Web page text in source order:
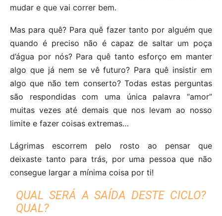
mudar e que vai correr bem.
Mas para quê? Para quê fazer tanto por alguém que
quando é preciso não é capaz de saltar um poça
d’água por nós? Para quê tanto esforço em manter
algo que já nem se vê futuro? Para quê insistir em
algo que não tem conserto? Todas estas perguntas
são respondidas com uma única palavra “amor”
muitas vezes até demais que nos levam ao nosso
limite e fazer coisas extremas…
Lágrimas escorrem pelo rosto ao pensar que
deixaste tanto para trás, por uma pessoa que não
consegue largar a mínima coisa por ti!
QUAL SERÁ A SAÍDA DESTE CICLO?
QUAL?